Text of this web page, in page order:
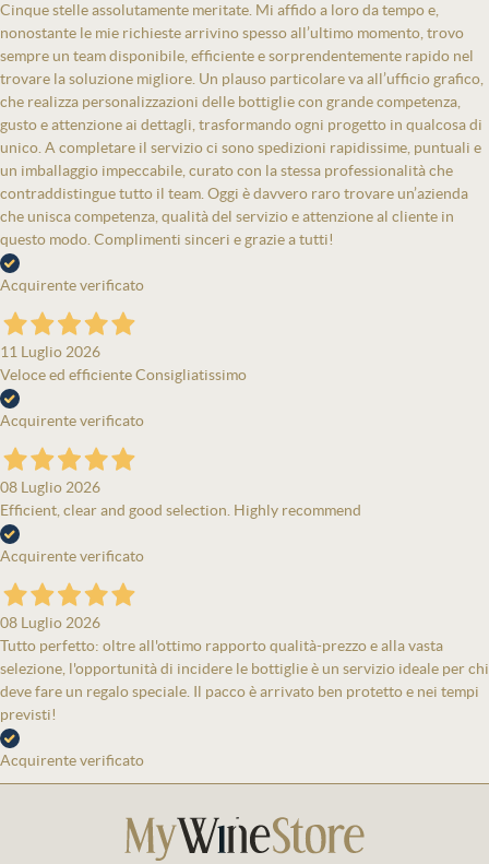
Cinque stelle assolutamente meritate. Mi affido a loro da tempo e,
nonostante le mie richieste arrivino spesso all’ultimo momento, trovo
sempre un team disponibile, efficiente e sorprendentemente rapido nel
trovare la soluzione migliore. Un plauso particolare va all’ufficio grafico,
che realizza personalizzazioni delle bottiglie con grande competenza,
gusto e attenzione ai dettagli, trasformando ogni progetto in qualcosa di
unico. A completare il servizio ci sono spedizioni rapidissime, puntuali e
un imballaggio impeccabile, curato con la stessa professionalità che
contraddistingue tutto il team. Oggi è davvero raro trovare un’azienda
che unisca competenza, qualità del servizio e attenzione al cliente in
questo modo. Complimenti sinceri e grazie a tutti!
Acquirente verificato
11 Luglio 2026
Veloce ed efficiente Consigliatissimo
Acquirente verificato
08 Luglio 2026
Efficient, clear and good selection. Highly recommend
Acquirente verificato
08 Luglio 2026
Tutto perfetto: oltre all'ottimo rapporto qualità-prezzo e alla vasta
selezione, l'opportunità di incidere le bottiglie è un servizio ideale per chi
deve fare un regalo speciale. Il pacco è arrivato ben protetto e nei tempi
previsti!
Acquirente verificato